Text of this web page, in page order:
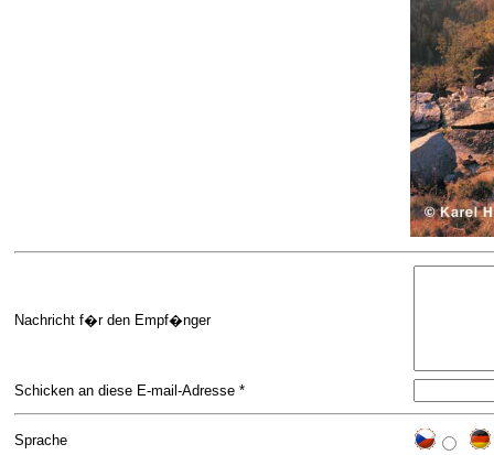
Nachricht f�r den Empf�nger
Schicken an diese E-mail-Adresse *
Sprache